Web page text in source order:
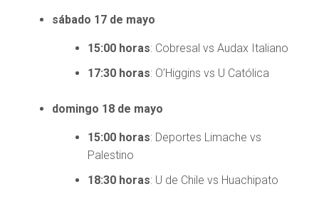
sábado 17 de mayo
15:00 horas: Cobresal vs Audax Italiano
17:30 horas: O’Higgins vs U Católica
domingo 18 de mayo
15:00 horas: Deportes Limache vs
Palestino
18:30 horas: U de Chile vs Huachipato